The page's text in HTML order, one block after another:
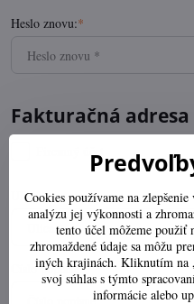
Heslo znovu:*
Fakturačná adresa
Firemný účet
Ulica:*
Číslo popisné:
Cookies používame na
analýzu jej výkonnosti a
tento účel môžeme použiť
zhromaždené údaje sa môžu
iných krajinách. Kliknutím na
svoj súhlas s týmto
informácie alebo